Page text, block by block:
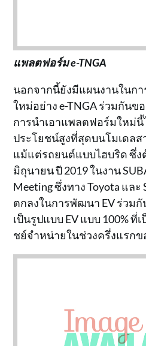
แพลตฟอร์ม e-TNGA
นอกจากนี้ยังมีแผนงานในก
ใหม่อย่าง e-TNGA ร่วมกันข
การนำเอาแพลตฟอร์มใหม่นี้
ประโยชน์สูงที่สุดบนโมเดล
แม้แต่รถยนต์แบบไฮบริด ซึ่ง
มิถุนายน ปี 2019 ในงาน
Meeting ซึ่งทาง Toyota แล
ตกลงในการพัฒนา EV ร่วม
เป็นรูปแบบ EV แบบ 100%
ชย์จำหน่ายในช่วงครึ่งแรกข